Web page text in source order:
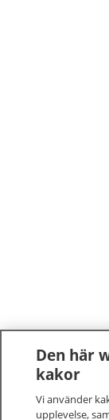
Den här
kakor
Vi använder
upplevelse,